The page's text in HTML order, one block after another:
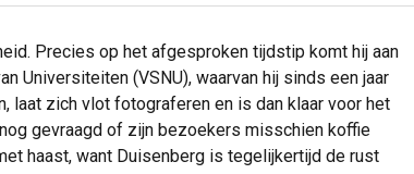
Precies op het afgesproken tijdstip komt hij aan
Universiteiten (VSNU), waarvan hij sinds een jaar
laat zich vlot fotograferen en is dan klaar voor het
gevraagd of zijn bezoekers misschien koffie
haast, want Duisenberg is tegelijkertijd de rust